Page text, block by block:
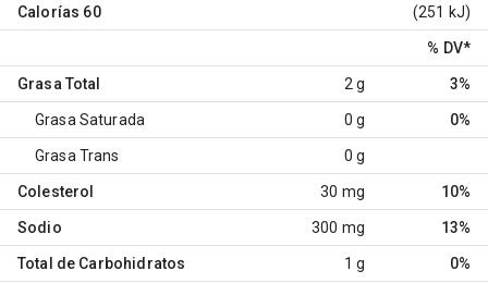
Calorías 60 (251 kJ)
% DV*
Grasa Total 2 g 3%
Grasa Saturada 0 g 0%
Grasa Trans 0 g
Colesterol 30 mg 10%
Sodio 300 mg 13%
Total de Carbohidratos 1 g 0%